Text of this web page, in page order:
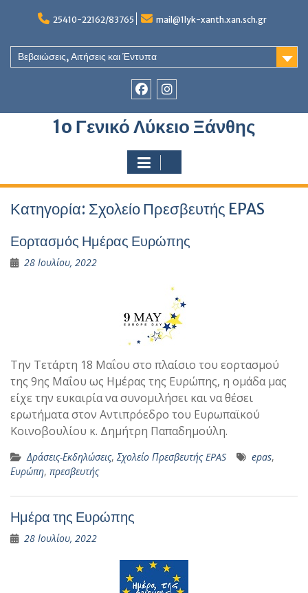
25410-22162/83765 mail@1lyk-xanth.xan.sch.gr
Βεβαιώσεις, Αιτήσεις και Έντυπα
του
του
1o Γενικό Λύκειο Ξάνθης
Κατηγορία: Σχολείο Πρεσβευτής EPAS
Εορτασμός Ημέρας Ευρώπης
28 Ιουλίου, 2022
Την Τετάρτη 18 Μαΐου στο πλαίσιο του εορτασμού
της 9ης Μαΐου ως Ημέρας της Ευρώπης, η ομάδα μας
είχε την ευκαιρία να συνομιλήσει και να θέσει
ερωτήματα στον Αντιπρόεδρο του Ευρωπαϊκού
Κοινοβουλίου κ. Δημήτρη Παπαδημούλη.
Δράσεις-Εκδηλώσεις,Σχολείο Πρεσβευτής EPAS epas,
Ευρώπη, πρεσβευτής
Ημέρα της Ευρώπης
28 Ιουλίου, 2022